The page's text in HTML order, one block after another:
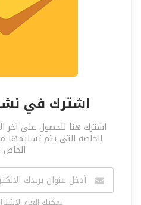
اشترك في
اشترك هنا للحصول على آخر
الخاصة التي يتم تسليمها
الخاص